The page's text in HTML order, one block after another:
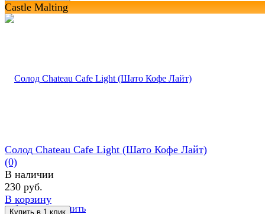
Castle Malting
избранное сравнить
Солод Chateau Cafe Light (Шато Кофе Лайт)
(0)
В наличии
230 руб.
В корзину